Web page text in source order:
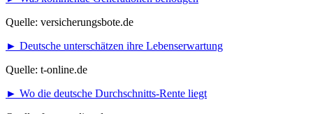
Quelle: versicherungsbote.de
► Deutsche unterschätzen ihre Lebenserwartung
Quelle: t-online.de
► Wo die deutsche Durchschnitts-Rente liegt